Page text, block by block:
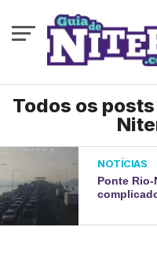
Todos os
NOTÍCIAS
Ponte